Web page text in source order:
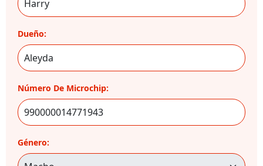
Dueño:
Número De Microchip:
Género: